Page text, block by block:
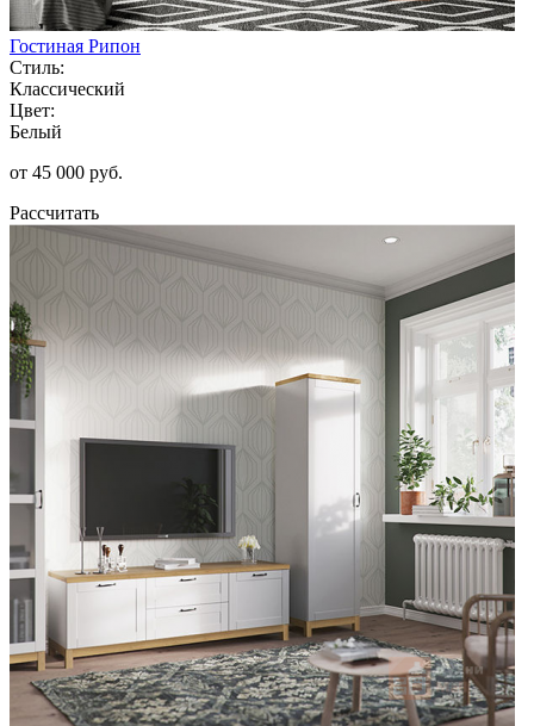
Гостиная Рипон
Стиль:
Классический
Цвет:
Белый
от 45 000 руб.
Рассчитать